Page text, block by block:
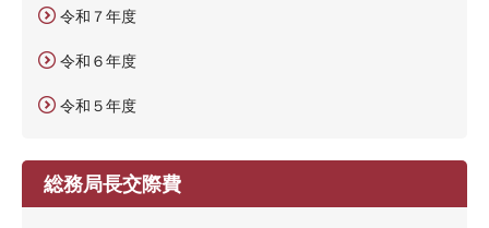
令和７年度
令和６年度
令和５年度
総務局長交際費